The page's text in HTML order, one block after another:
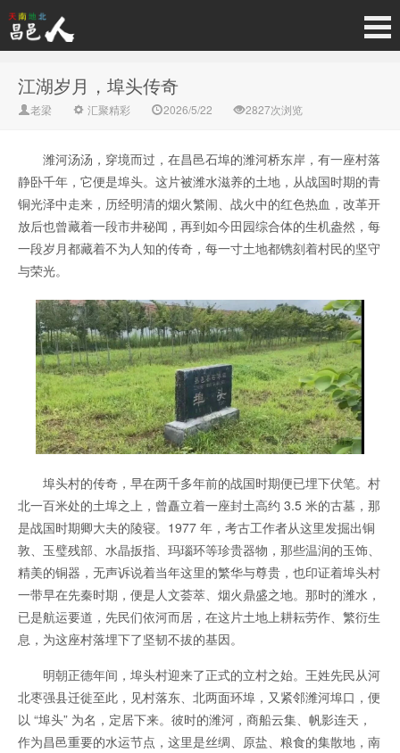
江湖岁月，埠头传奇
老梁 汇聚精彩 2026/5/22 2827次浏览
潍河汤汤，穿境而过，在昌邑石埠的潍河桥东岸，有一座村落
静卧千年，它便是埠头。这片被潍水滋养的土地，从战国时期的青
铜光泽中走来，历经明清的烟火繁闹、战火中的红色热血，改革开
放后也曾藏着一段市井秘闻，再到如今田园综合体的生机盎然，每
一段岁月都藏着不为人知的传奇，每一寸土地都镌刻着村民的坚守
与荣光。
埠头村的传奇，早在两千多年前的战国时期便已埋下伏笔。村
北一百米处的土埠之上，曾矗立着一座封土高约 3.5 米的古墓，那
是战国时期卿大夫的陵寝。1977 年，考古工作者从这里发掘出铜
敦、玉璧残部、水晶扳指、玛瑙环等珍贵器物，那些温润的玉饰、
精美的铜器，无声诉说着当年这里的繁华与尊贵，也印证着埠头村
一带早在先秦时期，便是人文荟萃、烟火鼎盛之地。那时的潍水，
已是航运要道，先民们依河而居，在这片土地上耕耘劳作、繁衍生
息，为这座村落埋下了坚韧不拔的基因。
明朝正德年间，埠头村迎来了正式的立村之始。王姓先民从河
北枣强县迁徙至此，见村落东、北两面环埠，又紧邻潍河埠口，便
以 “埠头” 为名，定居下来。彼时的潍河，商船云集、帆影连天，
作为昌邑重要的水运节点，这里是丝绸、原盐、粮食的集散地，南